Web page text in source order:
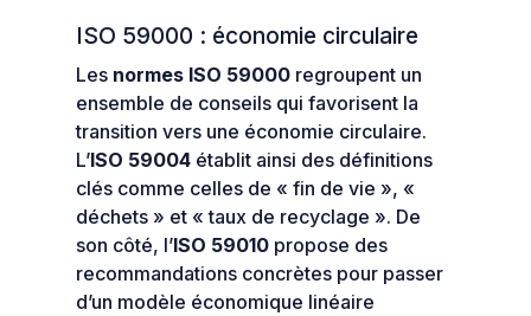
ISO 59000 : économie circulaire
Les normes ISO 59000 regroupent un
ensemble de conseils qui favorisent la
transition vers une économie circulaire.
L’ISO 59004 établit ainsi des définitions
clés comme celles de « fin de vie », «
déchets » et « taux de recyclage ». De
son côté, l’ISO 59010 propose des
recommandations concrètes pour passer
d’un modèle économique linéaire